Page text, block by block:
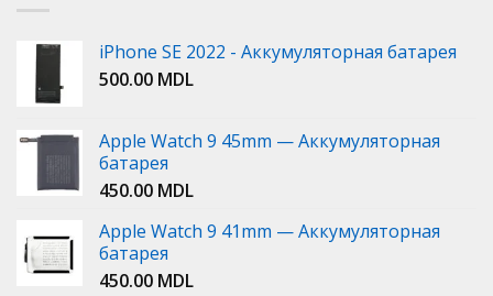
iPhone SE 2022 - Аккумуляторная батарея
500.00 MDL
Apple Watch 9 45mm — Аккумуляторная
батарея
450.00 MDL
Apple Watch 9 41mm — Аккумуляторная
батарея
450.00 MDL